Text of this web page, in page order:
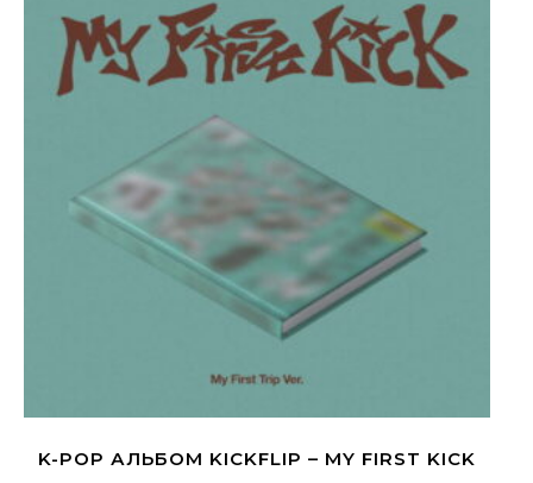
K-POP АЛЬБОМ KICKFLIP – MY FIRST KICK